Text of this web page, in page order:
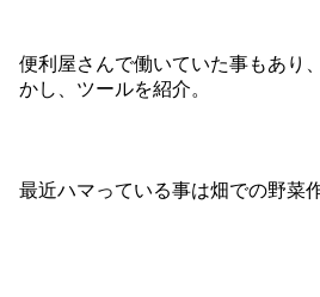
便利屋さんで働いていた事もあり
かし、ツールを紹介。
最近ハマっている事は畑での野菜作